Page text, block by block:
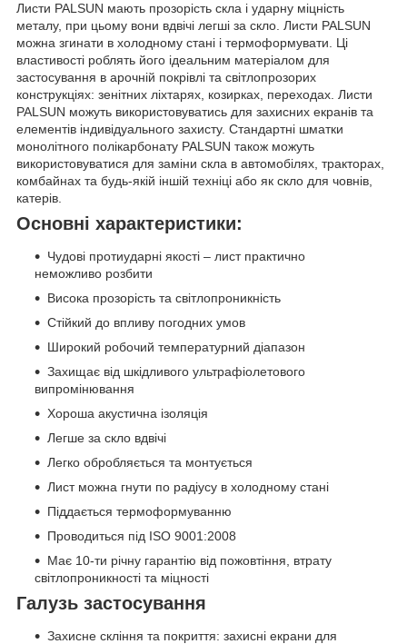
Листи PALSUN мають прозорість скла і ударну міцність
металу, при цьому вони вдвічі легші за скло. Листи PALSUN
можна згинати в холодному стані і термоформувати. Ці
властивості роблять його ідеальним матеріалом для
застосування в арочній покрівлі та світлопрозорих
конструкціях: зенітних ліхтарях, козирках, переходах. Листи
PALSUN можуть використовуватись для захисних екранів та
елементів індивідуального захисту. Стандартні шматки
монолітного полікарбонату PALSUN також можуть
використовуватися для заміни скла в автомобілях, тракторах,
комбайнах та будь-якій іншій техніці або як скло для човнів,
катерів.
Основні характеристики:
Чудові протиударні якості – лист практично
неможливо розбити
Висока прозорість та світлопроникність
Стійкий до впливу погодних умов
Широкий робочий температурний діапазон
Захищає від шкідливого ультрафіолетового
випромінювання
Хороша акустична ізоляція
Легше за скло вдвічі
Легко обробляється та монтується
Лист можна гнути по радіусу в холодному стані
Піддається термоформуванню
Проводиться під ISO 9001:2008
Має 10-ти річну гарантію від пожовтіння, втрату
світлопроникності та міцності
Галузь застосування
Захисне скління та покриття: захисні екрани для